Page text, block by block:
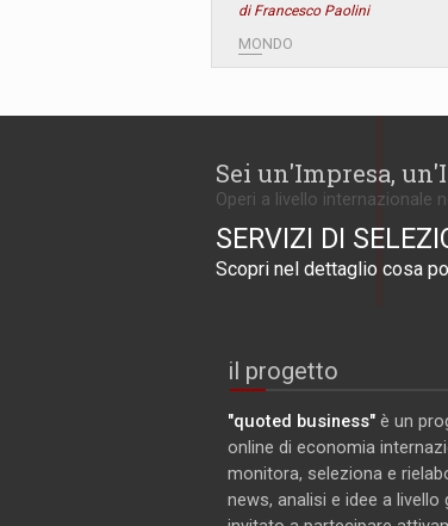
di Francesco Paolini
MONDO
Sei un'Impresa,
Operi a livello internazionale
SERVIZI DI
Scopri nel dettaglio cosa
il progetto
"quoted business" è un
online di economia
monitora, seleziona e
news, analisi e idee a livello